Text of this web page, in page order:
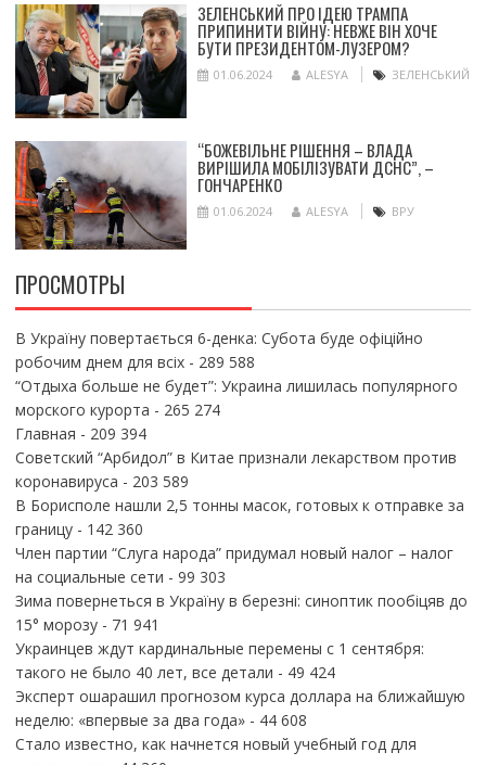
ЗЕЛЕНСЬКИЙ ПРО ІДЕЮ ТРАМПА
ПРИПИНИТИ ВІЙНУ: НЕВЖЕ ВІН ХОЧЕ
БУТИ ПРЕЗИДЕНТОМ-ЛУЗЕРОМ?
01.06.2024 ALESYA ЗЕЛЕНСЬКИЙ
“БОЖЕВІЛЬНЕ РІШЕННЯ – ВЛАДА
ВИРІШИЛА МОБІЛІЗУВАТИ ДСНС”, –
ГОНЧАРЕНКО
01.06.2024 ALESYA ВРУ
ПРОСМОТРЫ
В Україну повертається 6-денка: Субота буде офіційно
робочим днем для всіх- 289 588
“Отдыха больше не будет”: Украина лишилась популярного
морского курорта - 265 274
Главная - 209 394
Советский “Арбидол” в Китае признали лекарством против
коронавируса - 203 589
В Борисполе нашли 2,5 тонны масок, готовых к отправке за
границу- 142 360
Член партии “Слуга народа” придумал новый налог – налог
на социальные сети - 99 303
Зима повернеться в Україну в березні: синоптик пообіцяв до
15° морозу- 71 941
Украинцев ждут кардинальные перемены с 1 сентября:
такого не было 40 лет, все детали - 49 424
Эксперт ошарашил прогнозом курса доллара на ближайшую
неделю: «впервые за два года»- 44 608
Стало известно, как начнется новый учебный год для